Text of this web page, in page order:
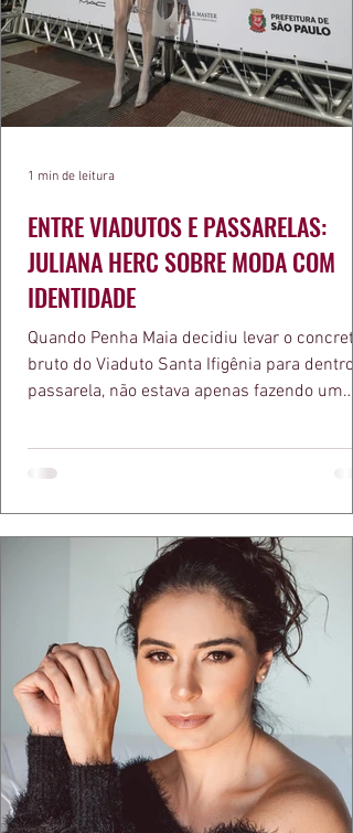
ENTRE VIADUTOS E PASSARELAS:
JULIANA HERC SOBRE MODA COM
IDENTIDADE
Quando Penha Maia decidiu levar o concreto
bruto do Viaduto Santa Ifigênia para dentro
passarela, não estava apenas fazendo um
a apresentadora e influenciadora Juliana
defende há tempos, o de que moda
estruturas geométricas, volumes
aquele concreto aparente típico da
arquitetura paulistana em peças de vestir,
1 min de leitura